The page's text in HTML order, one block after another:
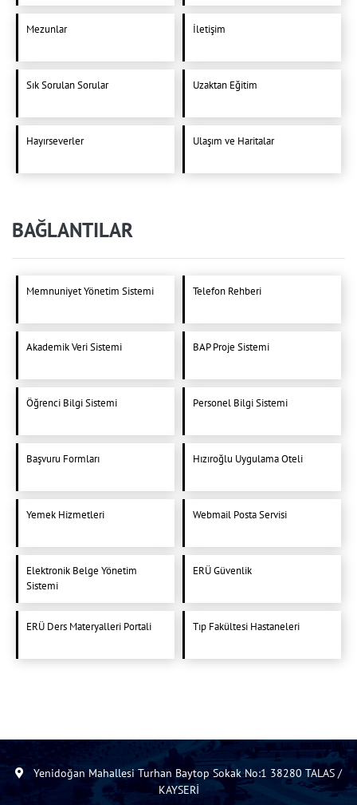
Mezunlar İletişim
Sık Sorulan Sorular Uzaktan Eğitim
Hayırseverler Ulaşım ve Haritalar
BAĞLANTILAR
Memnuniyet Yönetim Sistemi Telefon Rehberi
Akademik Veri Sistemi BAP Proje Sistemi
Öğrenci Bilgi Sistemi Personel Bilgi Sistemi
Başvuru Formları Hızıroğlu Uygulama Oteli
Yemek Hizmetleri Webmail Posta Servisi
Elektronik Belge Yönetim
Sistemi
ERÜ Güvenlik
ERÜ Ders Materyalleri Portali Tıp Fakültesi Hastaneleri
Yenidoğan Mahallesi Turhan Baytop Sokak No:1 38280 TALAS /
KAYSERİ